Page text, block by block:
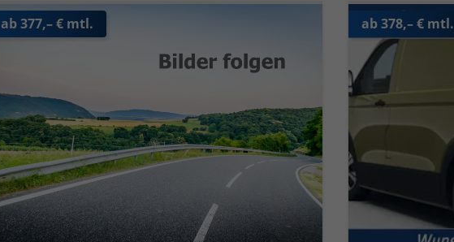
ab 377,– € mtl. ab 378,– € mtl.